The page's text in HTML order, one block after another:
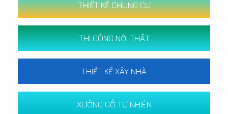
THIẾT KẾ CHUNG CƯ
THI CÔNG NỘI THẤT
THIẾT KẾ XÂY NHÀ
XƯỞNG GỖ TỰ NHIÊN